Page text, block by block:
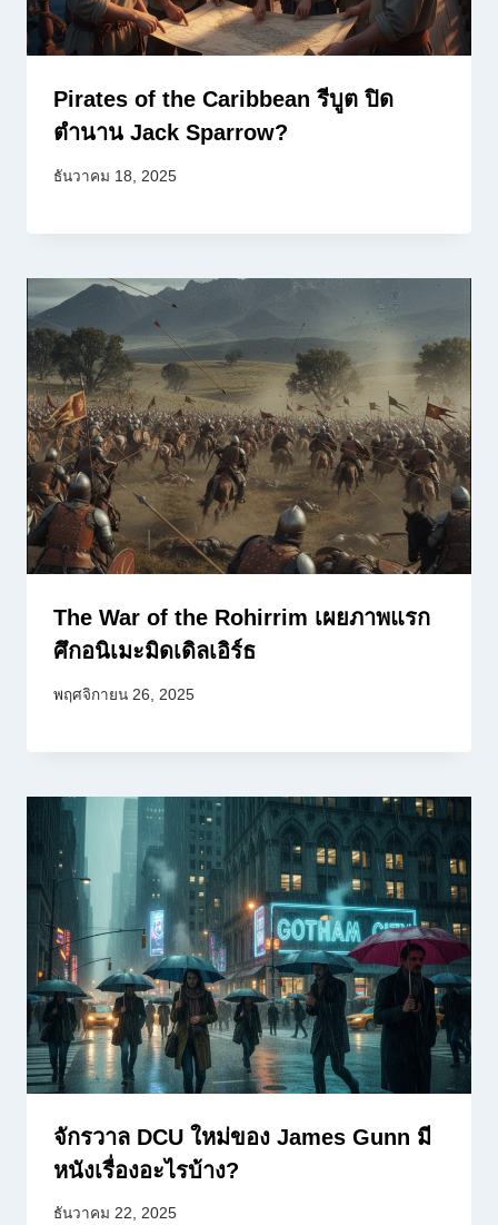
Pirates of the Caribbean รีบูต ปิด
ตำนาน Jack Sparrow?
ธันวาคม 18, 2025
The War of the Rohirrim เผยภาพแรก
ศึกอนิเมะมิดเดิลเอิร์ธ
พฤศจิกายน 26, 2025
จักรวาล DCU ใหม่ของ James Gunn มี
หนังเรื่องอะไรบ้าง?
ธันวาคม 22, 2025